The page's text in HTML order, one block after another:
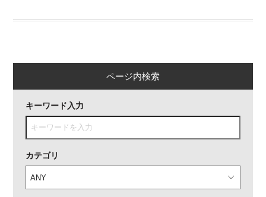
ページ内検索
キーワード入力
カテゴリ